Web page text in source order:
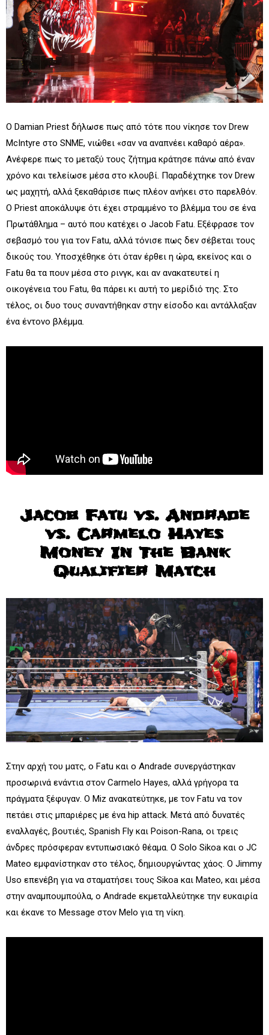
Ο Damian Priest δήλωσε πως από τότε που νίκησε τον Drew
McIntyre στο SNME, νιώθει «σαν να αναπνέει καθαρό αέρα».
Ανέφερε πως το μεταξύ τους ζήτημα κράτησε πάνω από έναν
χρόνο και τελείωσε μέσα στο κλουβί. Παραδέχτηκε τον Drew
ως μαχητή, αλλά ξεκαθάρισε πως πλέον ανήκει στο παρελθόν.
Ο Priest αποκάλυψε ότι έχει στραμμένο το βλέμμα του σε ένα
Πρωτάθλημα – αυτό που κατέχει ο Jacob Fatu. Εξέφρασε τον
σεβασμό του για τον Fatu, αλλά τόνισε πως δεν σέβεται τους
δικούς του. Υποσχέθηκε ότι όταν έρθει η ώρα, εκείνος και ο
Fatu θα τα πουν μέσα στο ρινγκ, και αν ανακατευτεί η
οικογένεια του Fatu, θα πάρει κι αυτή το μερίδιό της. Στο
τέλος, οι δυο τους συναντήθηκαν στην είσοδο και αντάλλαξαν
ένα έντονο βλέμμα.
Jacob Fatu vs. Andrade
vs. Carmelo Hayes
Money In The Bank
Qualifier Match
Στην αρχή του ματς, ο Fatu και ο Andrade συνεργάστηκαν
προσωρινά ενάντια στον Carmelo Hayes, αλλά γρήγορα τα
πράγματα ξέφυγαν. Ο Miz ανακατεύτηκε, με τον Fatu να τον
πετάει στις μπαριέρες με ένα hip attack. Μετά από δυνατές
εναλλαγές, βουτιές, Spanish Fly και Poison-Rana, οι τρεις
άνδρες πρόσφεραν εντυπωσιακό θέαμα. Ο Solo Sikoa και ο JC
Mateo εμφανίστηκαν στο τέλος, δημιουργώντας χάος. Ο Jimmy
Uso επενέβη για να σταματήσει τους Sikoa και Mateo, και μέσα
στην αναμπουμπούλα, ο Andrade εκμεταλλεύτηκε την ευκαιρία
και έκανε το Message στον Melo για τη νίκη.